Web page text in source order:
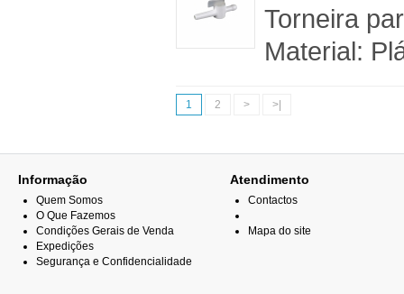
Torneira
Material:
1 2 > >|
Informação
Quem Somos
O Que Fazemos
Condições Gerais de Venda
Expedições
Segurança e Confidencialidade
Atendimento
Contactos
Mapa do site